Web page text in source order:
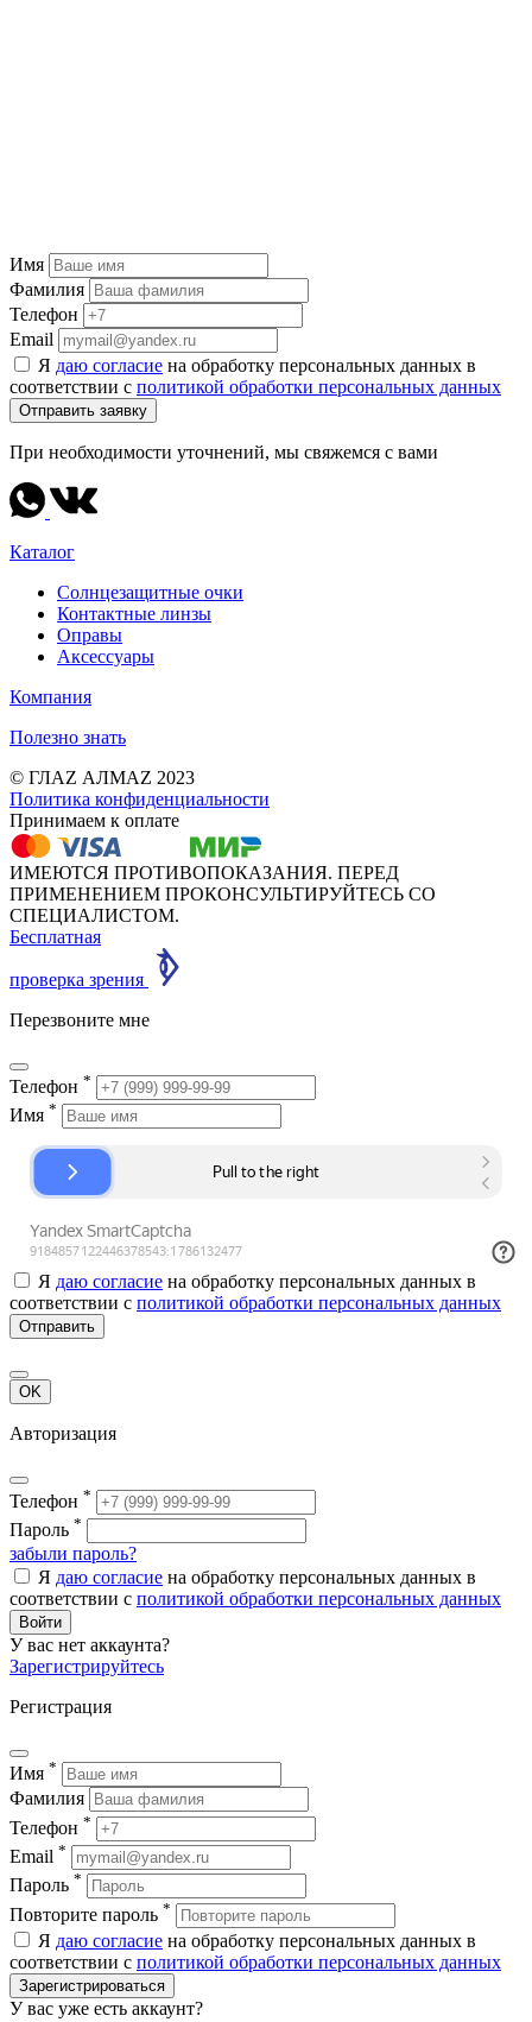
Имя
Фамилия
Телефон
Email
Я даю согласие на обработку персональных данных в
соответствии с политикой обработки персональных данных
Отправить заявку
При необходимости уточнений, мы свяжемся с вами
Каталог
Солнцезащитные очки
Контактные линзы
Оправы
Аксессуары
Компания
Полезно знать
© ГЛАZ АЛМАZ 2023
Политика конфиденциальности
Принимаем к оплате
ИМЕЮТСЯ ПРОТИВОПОКАЗАНИЯ. ПЕРЕД
ПРИМЕНЕНИЕМ ПРОКОНСУЛЬТИРУЙТЕСЬ СО
СПЕЦИАЛИСТОМ.
Бесплатная
проверка зрения
Перезвоните мне
Телефон *
Имя *
Я даю согласие на обработку персональных данных в
соответствии с политикой обработки персональных данных
Отправить
OK
Авторизация
Телефон *
Пароль *
забыли пароль?
Я даю согласие на обработку персональных данных в
соответствии с политикой обработки персональных данных
Войти
У вас нет аккаунта?
Зарегистрируйтесь
Регистрация
Имя *
Фамилия
Телефон *
Email *
Пароль *
Повторите пароль *
Я даю согласие на обработку персональных данных в
соответствии с политикой обработки персональных данных
Зарегистрироваться
У вас уже есть аккаунт?